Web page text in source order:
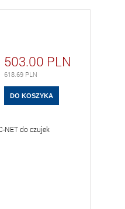
503.00 PLN
618.69 PLN
NET do czujek